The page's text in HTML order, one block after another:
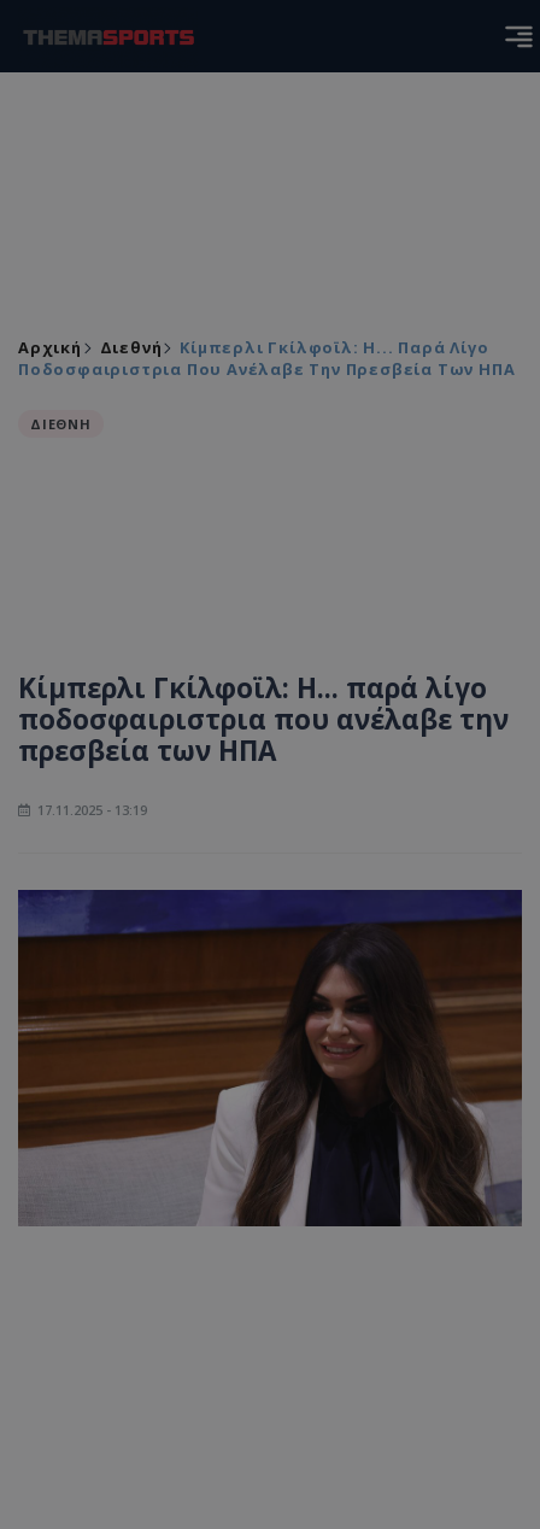
Αρχική Διεθνή
Κίμπερλι Γκίλφοϊλ: Η... Παρά Λίγο
Ποδοσφαιριστρια Που Ανέλαβε Την Πρεσβεία Των ΗΠΑ
ΔΙΕΘΝΗ
Κίμπερλι Γκίλφοϊλ: Η... παρά λίγο
ποδοσφαιριστρια που ανέλαβε την
πρεσβεία των ΗΠΑ
17.11.2025 - 13:19